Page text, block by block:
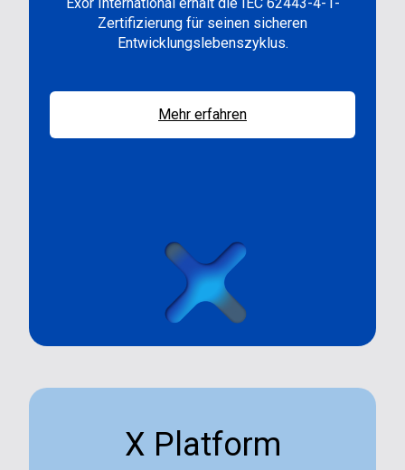
Zertifizierung für seinen sicheren
Entwicklungslebenszyklus.
Mehr erfahren
X Platform